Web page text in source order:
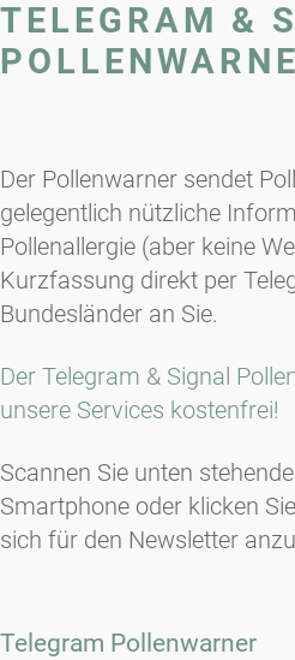
TELEGRAM &
Der Pollenwarner sendet
gelegentlich nützliche
Pollenallergie (aber keine
Kurzfassung direkt per
Bundesländer an Sie.
Der Telegram & Signal
unsere Services kostenfrei!
Scannen Sie unten
Smartphone oder klicken
sich für den Newsletter
Telegram Pollenwarner